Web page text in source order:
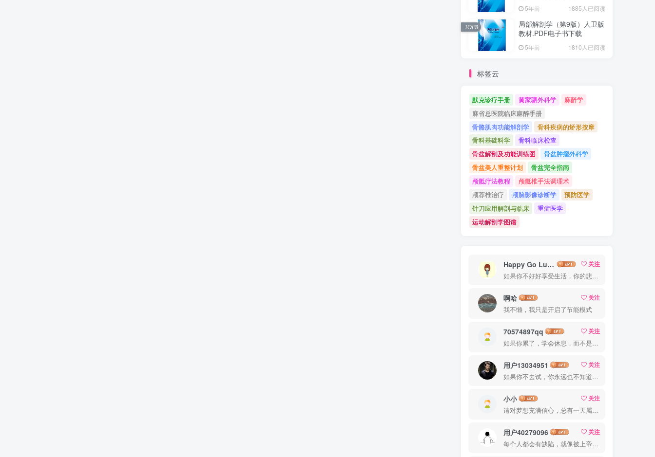
5年前 1885人已阅读
局部解剖学（第9版）人卫版
教材.PDF电子书下载
5年前 1810人已阅读
TOP8
标签云
默克诊疗手册 黄家驷外科学
麻醉学
麻省总医院临床麻醉手册
骨骼肌肉功能解剖学
骨科疾病的矫形按摩
骨科基础科学
骨科临床检查
骨盆解剖及功能训练图
骨盆肿瘤外科学
骨盆美人重整计划
骨盆完全指南
颅骶疗法教程
颅骶椎手法调理术
颅荐椎治疗
颅脑影像诊断学
预防医学
针刀应用解剖与临床
重症医学
运动解剖学图谱
Happy Go Lucky
关注
如果你不好好享受生活，你的悲伤、难过、害怕、羞愧和内疚会代替你享受
啊哈
关注
我不懒，我只是开启了节能模式
70574897qq
关注
如果你累了，学会休息，而不是放弃
用户13034951
关注
如果你不去试，你永远也不知道结果，所以去试试吧
小小
关注
请对梦想充满信心，总有一天属于你的彩虹会在天空微笑
用户40279096
关注
每个人都会有缺陷，就像被上帝咬过的苹果，有的人缺陷比较大，正是因为上帝特别喜欢他的芬芳